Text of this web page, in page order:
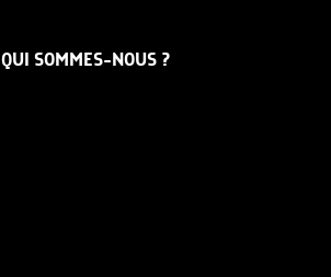
QUI SOMMES-NOUS ?